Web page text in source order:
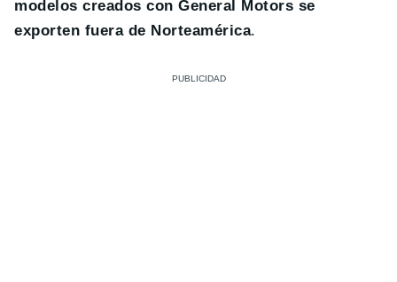
modelos creados con General Motors se
exporten fuera de Norteamérica.